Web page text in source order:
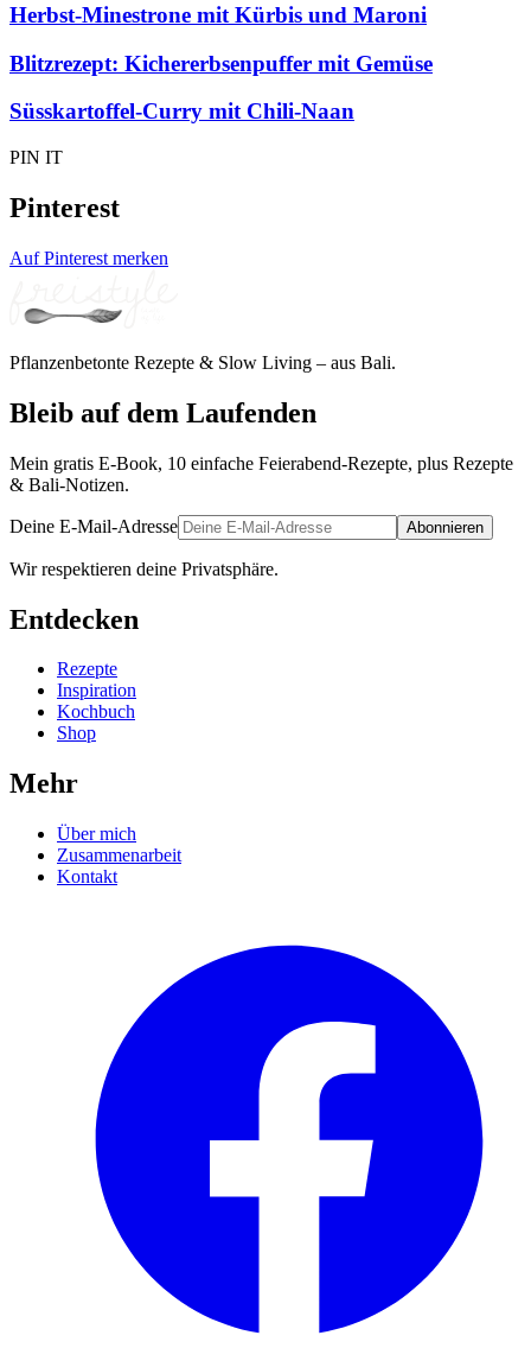
Herbst-Minestrone mit Kürbis und Maroni
Blitzrezept: Kichererbsenpuffer mit Gemüse
Süsskartoffel-Curry mit Chili-Naan
PIN IT
Pinterest
Auf Pinterest merken
Pflanzenbetonte Rezepte & Slow Living – aus Bali.
Bleib auf dem Laufenden
Mein gratis E-Book, 10 einfache Feierabend-Rezepte, plus Rezepte
& Bali-Notizen.
Deine E-Mail-Adresse Abonnieren
Wir respektieren deine Privatsphäre.
Entdecken
Rezepte
Inspiration
Kochbuch
Shop
Mehr
Über mich
Zusammenarbeit
Kontakt